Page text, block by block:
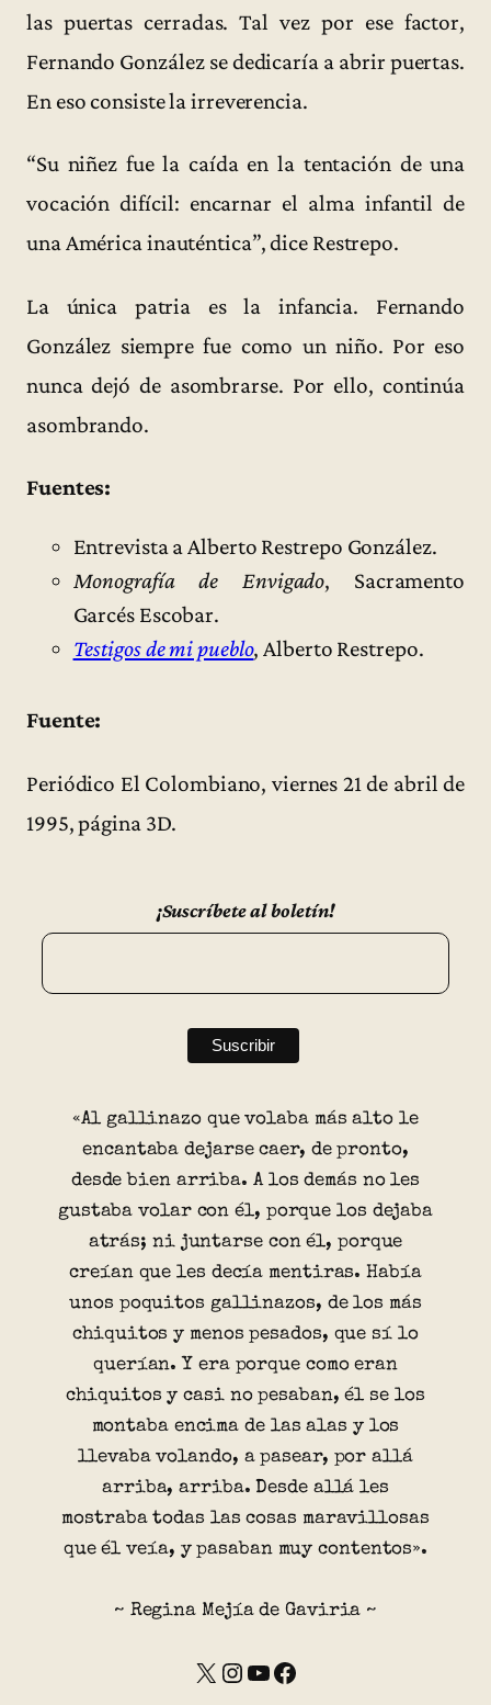
las puertas cerradas. Tal vez por ese factor,
Fernando González se dedicaría a abrir puertas.
En eso consiste la irreverencia.
“Su niñez fue la caída en la tentación de una
vocación difícil: encarnar el alma infantil de
una América inauténtica”, dice Restrepo.
La única patria es la infancia. Fernando
González siempre fue como un niño. Por eso
nunca dejó de asombrarse. Por ello, continúa
asombrando.
Fuentes:
Entrevista a Alberto Restrepo González.
Monografía de Envigado, Sacramento
Garcés Escobar.
Testigos de mi pueblo, Alberto Restrepo.
Fuente:
Periódico El Colombiano, viernes 21 de abril de
1995, página 3D.
¡Suscríbete al boletín!
«Al gallinazo que volaba más alto le
encantaba dejarse caer, de pronto,
desde bien arriba. A los demás no les
gustaba volar con él, porque los dejaba
atrás; ni juntarse con él, porque
creían que les decía mentiras. Había
unos poquitos gallinazos, de los más
chiquitos y menos pesados, que sí lo
querían. Y era porque como eran
chiquitos y casi no pesaban, él se los
montaba encima de las alas y los
llevaba volando, a pasear, por allá
arriba, arriba. Desde allá les
mostraba todas las cosas maravillosas
que él veía, y pasaban muy contentos».
~ Regina Mejía de Gaviria ~
X Instagram YouTube Facebook